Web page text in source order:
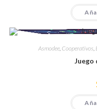
Asmodee Cooperativos
Juego